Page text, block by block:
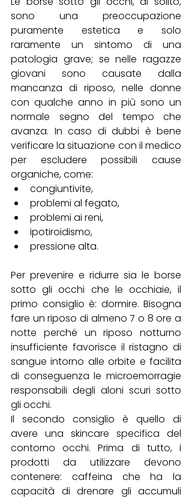
sono una preoccupazione
puramente estetica e solo
raramente un sintomo di una
patologia grave; se nelle ragazze
giovani sono causate dalla
mancanza di riposo, nelle donne
con qualche anno in più sono un
normale segno del tempo che
avanza. In caso di dubbi è bene
verificare la situazione con il medico
per escludere possibili cause
organiche, come:
congiuntivite,
problemi al fegato,
problemi ai reni,
ipotiroidismo,
pressione alta.
Per prevenire e ridurre sia le borse
sotto gli occhi che le occhiaie, il
primo consiglio è: dormire. Bisogna
fare un riposo di almeno 7 o 8 ore a
notte perché un riposo notturno
insufficiente favorisce il ristagno di
sangue intorno alle orbite e facilita
di conseguenza le microemorragie
responsabili degli aloni scuri sotto
gli occhi.
Il secondo consiglio è quello di
avere una skincare specifica del
contorno occhi. Prima di tutto, i
prodotti da utilizzare devono
contenere: caffeina che ha la
capacità di drenare gli accumuli